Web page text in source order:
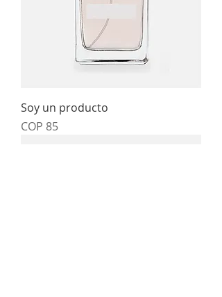
Soy un producto
Price
COP 85